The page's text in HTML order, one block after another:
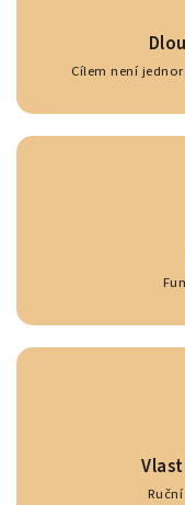
Cílem není